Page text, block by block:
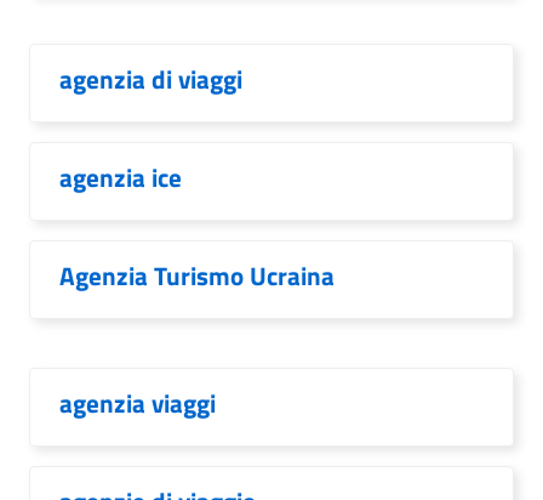
agenzia di viaggi
agenzia ice
Agenzia Turismo Ucraina
agenzia viaggi